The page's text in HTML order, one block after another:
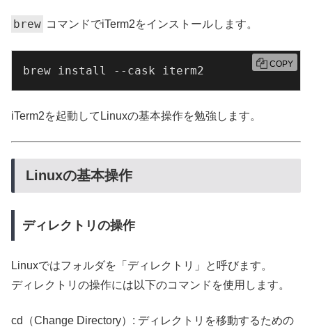
brew コマンドでiTerm2をインストールします。
brew install --cask iterm2 COPY
iTerm2を起動してLinuxの基本操作を勉強します。
Linuxの基本操作
ディレクトリの操作
Linuxではフォルダを「ディレクトリ」と呼びます。
ディレクトリの操作には以下のコマンドを使用します。
cd（Change Directory）: ディレクトリを移動するための